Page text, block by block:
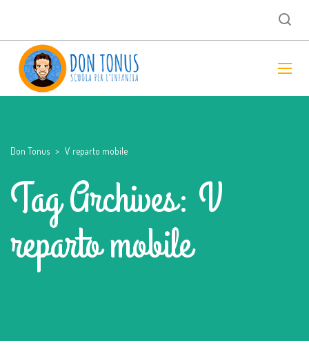
Don Tonus > V reparto mobile
Tag Archives: V
reparto mobile